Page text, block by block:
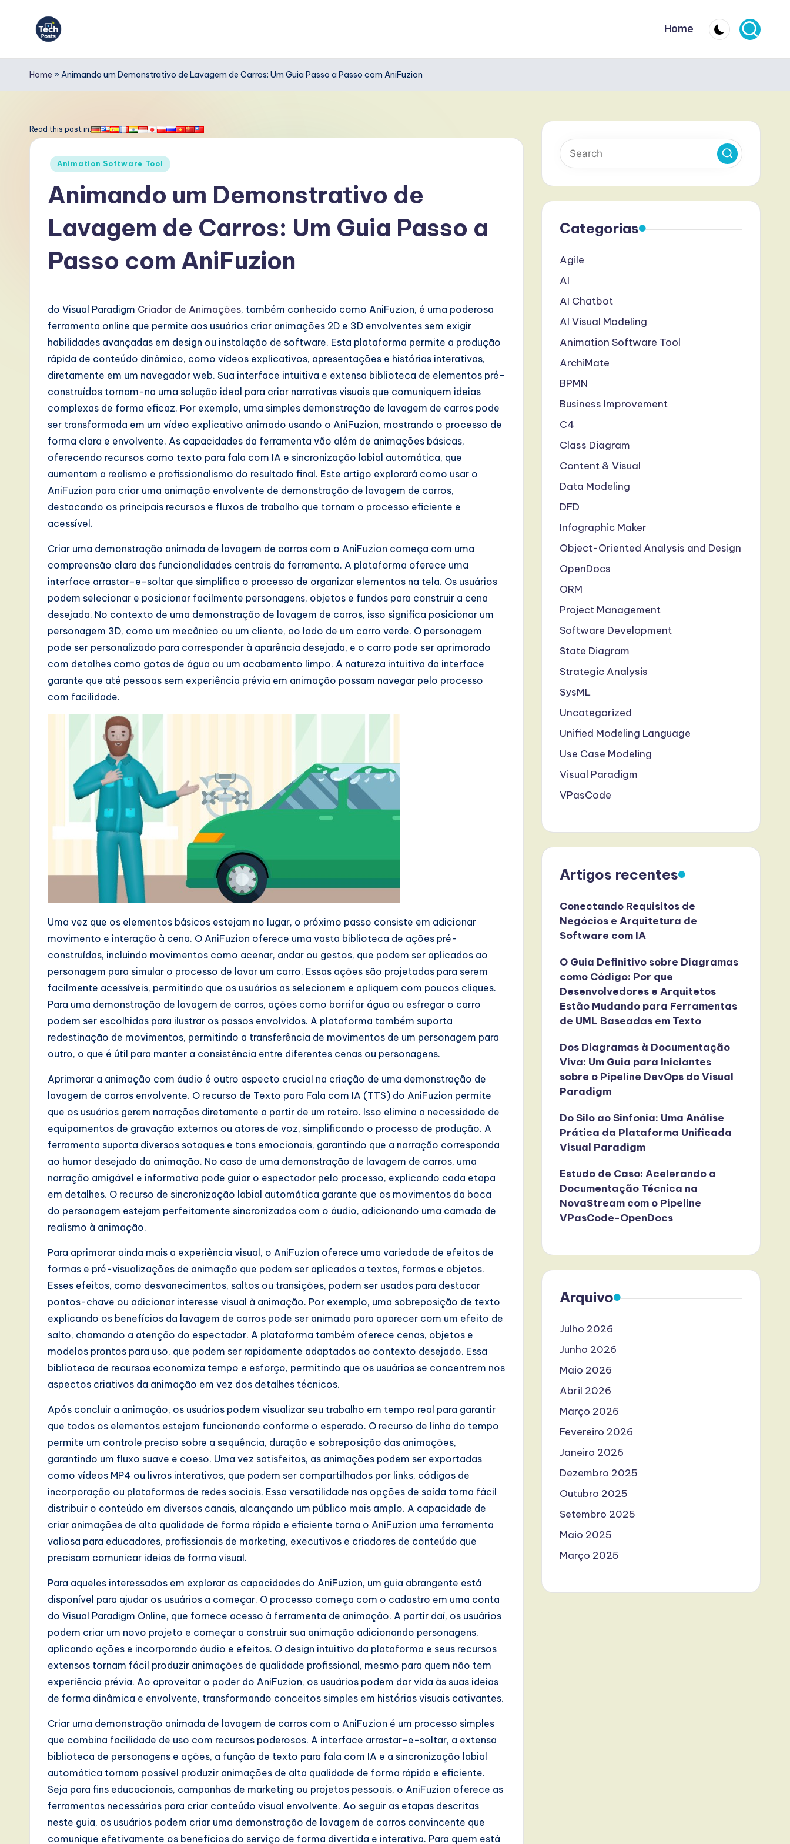
T
e
h
rt
A
ft
w
Home
Home » Animando um Demonstrativo de Lavagem de Carros: Um Guia Passo a Passo com AniFuzion
Read this post in:
Posted
Animation Software Tool
Animando um Demonstrativo de
Lavagem de Carros: Um Guia Passo a
Passo com AniFuzion
do Visual Paradigm Criador de Animações, também conhecido como AniFuzion, é uma poderosa
ferramenta online que permite aos usuários criar animações 2D e 3D envolventes sem exigir
habilidades avançadas em design ou instalação de software. Esta plataforma permite a produção
rápida de conteúdo dinâmico, como vídeos explicativos, apresentações e histórias interativas,
diretamente em um navegador web. Sua interface intuitiva e extensa biblioteca de elementos pré-
construídos tornam-na uma solução ideal para criar narrativas visuais que comuniquem ideias
complexas de forma eficaz. Por exemplo, uma simples demonstração de lavagem de carros pode
ser transformada em um vídeo explicativo animado usando o AniFuzion, mostrando o processo de
forma clara e envolvente. As capacidades da ferramenta vão além de animações básicas,
oferecendo recursos como texto para fala com IA e sincronização labial automática, que
aumentam a realismo e profissionalismo do resultado final. Este artigo explorará como usar o
AniFuzion para criar uma animação envolvente de demonstração de lavagem de carros,
destacando os principais recursos e fluxos de trabalho que tornam o processo eficiente e
acessível.
Criar uma demonstração animada de lavagem de carros com o AniFuzion começa com uma
compreensão clara das funcionalidades centrais da ferramenta. A plataforma oferece uma
interface arrastar-e-soltar que simplifica o processo de organizar elementos na tela. Os usuários
podem selecionar e posicionar facilmente personagens, objetos e fundos para construir a cena
desejada. No contexto de uma demonstração de lavagem de carros, isso significa posicionar um
personagem 3D, como um mecânico ou um cliente, ao lado de um carro verde. O personagem
pode ser personalizado para corresponder à aparência desejada, e o carro pode ser aprimorado
com detalhes como gotas de água ou um acabamento limpo. A natureza intuitiva da interface
garante que até pessoas sem experiência prévia em animação possam navegar pelo processo
com facilidade.
Uma vez que os elementos básicos estejam no lugar, o próximo passo consiste em adicionar
movimento e interação à cena. O AniFuzion oferece uma vasta biblioteca de ações pré-
construídas, incluindo movimentos como acenar, andar ou gestos, que podem ser aplicados ao
personagem para simular o processo de lavar um carro. Essas ações são projetadas para serem
facilmente acessíveis, permitindo que os usuários as selecionem e apliquem com poucos cliques.
Para uma demonstração de lavagem de carros, ações como borrifar água ou esfregar o carro
podem ser escolhidas para ilustrar os passos envolvidos. A plataforma também suporta
redestinação de movimentos, permitindo a transferência de movimentos de um personagem para
outro, o que é útil para manter a consistência entre diferentes cenas ou personagens.
Aprimorar a animação com áudio é outro aspecto crucial na criação de uma demonstração de
lavagem de carros envolvente. O recurso de Texto para Fala com IA (TTS) do AniFuzion permite
que os usuários gerem narrações diretamente a partir de um roteiro. Isso elimina a necessidade de
equipamentos de gravação externos ou atores de voz, simplificando o processo de produção. A
ferramenta suporta diversos sotaques e tons emocionais, garantindo que a narração corresponda
ao humor desejado da animação. No caso de uma demonstração de lavagem de carros, uma
narração amigável e informativa pode guiar o espectador pelo processo, explicando cada etapa
em detalhes. O recurso de sincronização labial automática garante que os movimentos da boca
do personagem estejam perfeitamente sincronizados com o áudio, adicionando uma camada de
realismo à animação.
Para aprimorar ainda mais a experiência visual, o AniFuzion oferece uma variedade de efeitos de
formas e pré-visualizações de animação que podem ser aplicados a textos, formas e objetos.
Esses efeitos, como desvanecimentos, saltos ou transições, podem ser usados para destacar
pontos-chave ou adicionar interesse visual à animação. Por exemplo, uma sobreposição de texto
explicando os benefícios da lavagem de carros pode ser animada para aparecer com um efeito de
salto, chamando a atenção do espectador. A plataforma também oferece cenas, objetos e
modelos prontos para uso, que podem ser rapidamente adaptados ao contexto desejado. Essa
biblioteca de recursos economiza tempo e esforço, permitindo que os usuários se concentrem nos
aspectos criativos da animação em vez dos detalhes técnicos.
Após concluir a animação, os usuários podem visualizar seu trabalho em tempo real para garantir
que todos os elementos estejam funcionando conforme o esperado. O recurso de linha do tempo
permite um controle preciso sobre a sequência, duração e sobreposição das animações,
garantindo um fluxo suave e coeso. Uma vez satisfeitos, as animações podem ser exportadas
como vídeos MP4 ou livros interativos, que podem ser compartilhados por links, códigos de
incorporação ou plataformas de redes sociais. Essa versatilidade nas opções de saída torna fácil
distribuir o conteúdo em diversos canais, alcançando um público mais amplo. A capacidade de
criar animações de alta qualidade de forma rápida e eficiente torna o AniFuzion uma ferramenta
valiosa para educadores, profissionais de marketing, executivos e criadores de conteúdo que
precisam comunicar ideias de forma visual.
Para aqueles interessados em explorar as capacidades do AniFuzion, um guia abrangente está
disponível para ajudar os usuários a começar. O processo começa com o cadastro em uma conta
do Visual Paradigm Online, que fornece acesso à ferramenta de animação. A partir daí, os usuários
podem criar um novo projeto e começar a construir sua animação adicionando personagens,
aplicando ações e incorporando áudio e efeitos. O design intuitivo da plataforma e seus recursos
extensos tornam fácil produzir animações de qualidade profissional, mesmo para quem não tem
experiência prévia. Ao aproveitar o poder do AniFuzion, os usuários podem dar vida às suas ideias
de forma dinâmica e envolvente, transformando conceitos simples em histórias visuais cativantes.
Criar uma demonstração animada de lavagem de carros com o AniFuzion é um processo simples
que combina facilidade de uso com recursos poderosos. A interface arrastar-e-soltar, a extensa
biblioteca de personagens e ações, a função de texto para fala com IA e a sincronização labial
automática tornam possível produzir animações de alta qualidade de forma rápida e eficiente.
Seja para fins educacionais, campanhas de marketing ou projetos pessoais, o AniFuzion oferece as
ferramentas necessárias para criar conteúdo visual envolvente. Ao seguir as etapas descritas
neste guia, os usuários podem criar uma demonstração de lavagem de carros convincente que
comunique efetivamente os benefícios do serviço de forma divertida e interativa. Para quem está
Categorias
Agile
AI
AI Chatbot
AI Visual Modeling
Animation Software Tool
ArchiMate
BPMN
Business Improvement
C4
Class Diagram
Content & Visual
Data Modeling
DFD
Infographic Maker
Object-Oriented Analysis and Design
OpenDocs
ORM
Project Management
Software Development
State Diagram
Strategic Analysis
SysML
Uncategorized
Unified Modeling Language
Use Case Modeling
Visual Paradigm
VPasCode
Artigos recentes
Conectando Requisitos de
Negócios e Arquitetura de
Software com IA
O Guia Definitivo sobre Diagramas
como Código: Por que
Desenvolvedores e Arquitetos
Estão Mudando para Ferramentas
de UML Baseadas em Texto
Dos Diagramas à Documentação
Viva: Um Guia para Iniciantes
sobre o Pipeline DevOps do Visual
Paradigm
Do Silo ao Sinfonia: Uma Análise
Prática da Plataforma Unificada
Visual Paradigm
Estudo de Caso: Acelerando a
Documentação Técnica na
NovaStream com o Pipeline
VPasCode-OpenDocs
Arquivo
Julho 2026
Junho 2026
Maio 2026
Abril 2026
Março 2026
Fevereiro 2026
Janeiro 2026
Dezembro 2025
Outubro 2025
Setembro 2025
Maio 2025
Março 2025